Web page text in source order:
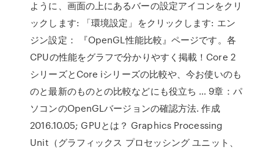
ように、画面の上にあるバーの設定アイコンをクリ
ックします: 「環境設定」をクリックします: エン
ジン設定： 『OpenGL性能比較』ページです。各
CPUの性能をグラフで分かりやすく掲載！Core 2
シリーズとCore iシリーズの比較や、今お使いのも
のと最新のものとの比較などにも役立ち … 9章：パ
ソコンのOpenGLバージョンの確認方法. 作成
2016.10.05; GPUとは？ Graphics Processing
Unit（グラフィックス プロセッシング ユニット、